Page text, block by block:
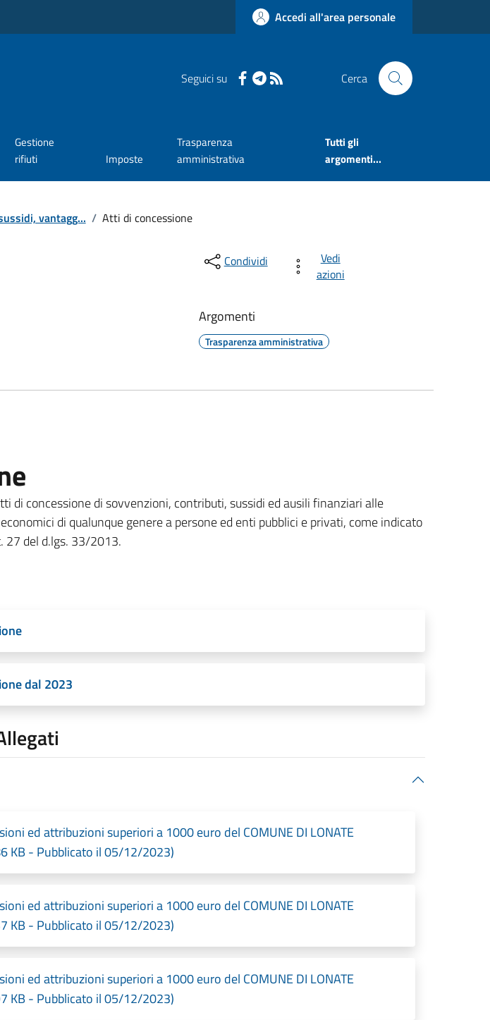
Accedi all'area personale
Seguici su Cerca
Gestione
rifiuti
Imposte
Trasparenza
amministrativa
Tutti gli
argomenti...
vantagg... / Atti di concessione
Condividi
Vedi
azioni
Argomenti
Trasparenza amministrativa
di concessione di sovvenzioni, contributi, sussidi ed ausili finanziari alle
di qualunque genere a persone ed enti pubblici e privati, come indicato
27 del d.lgs. 33/2013.
dal 2023
ed attribuzioni superiori a 1000 euro del COMUNE DI LONATE
KB - Pubblicato il 05/12/2023)
ed attribuzioni superiori a 1000 euro del COMUNE DI LONATE
KB - Pubblicato il 05/12/2023)
ed attribuzioni superiori a 1000 euro del COMUNE DI LONATE
KB - Pubblicato il 05/12/2023)